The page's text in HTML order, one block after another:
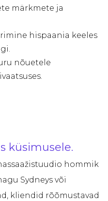
märkmete ja
hispaania keeles
nõuetele
küsimusele.
hommik
Sydneys või
kliendid rõõmustavad